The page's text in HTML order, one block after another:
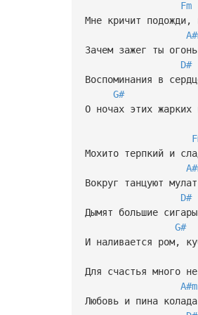
Fm
Мне кричит подожди,
Зачем зажег ты
D#
Воспоминания в
G#
О ночах этих жарких
Мохито терпкий и
Вокруг танцуют
D#
Дымят большие
G#
И наливается ром,
Для счастья много
A#m
Любовь и пина колада